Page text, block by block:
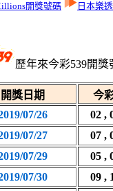
開獎號碼 日本樂
歷年來今彩539開
開獎日期
今
07/26
02 ,
07/27
07 ,
07/29
05 ,
07/30
09 ,